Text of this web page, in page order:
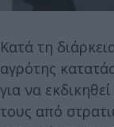
Κατά τη
αγρότης
για να
τους από